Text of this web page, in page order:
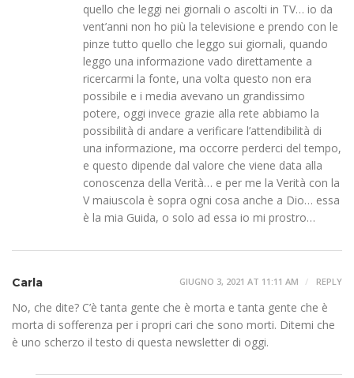
quello che leggi nei giornali o ascolti in TV… io da
vent’anni non ho più la televisione e prendo con le
pinze tutto quello che leggo sui giornali, quando
leggo una informazione vado direttamente a
ricercarmi la fonte, una volta questo non era
possibile e i media avevano un grandissimo
potere, oggi invece grazie alla rete abbiamo la
possibilità di andare a verificare l’attendibilità di
una informazione, ma occorre perderci del tempo,
e questo dipende dal valore che viene data alla
conoscenza della Verità… e per me la Verità con la
V maiuscola è sopra ogni cosa anche a Dio… essa
è la mia Guida, o solo ad essa io mi prostro…
Carla GIUGNO 3, 2021 AT 11:11 AM REPLY
No, che dite? C’è tanta gente che è morta e tanta gente che è
morta di sofferenza per i propri cari che sono morti. Ditemi che
è uno scherzo il testo di questa newsletter di oggi.